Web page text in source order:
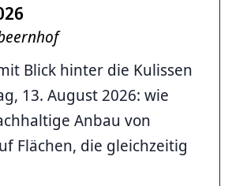
Blick hinter die Kulissen
13. August 2026: wie
Anbau von
Flächen, die gleichzeitig